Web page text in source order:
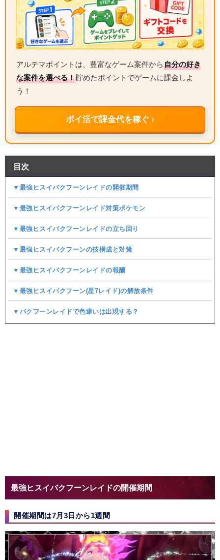
アルテマポイントは、豊富なゲーム案件から自分の好き
な案件を選べる！貯めたポイントでゲームに課金しよ
う！
ポイ活で課金代を稼ぐ ›
目次
▼最強ヒスイバクフーンレイドの開催期間
▼最強ヒスイバクフーンレイド対策ポケモン
▼最強ヒスイバクフーンレイドの立ち回り
▼最強ヒスイバクフーンの技構成と対策
▼最強ヒスイバクフーンレイドの報酬
▼最強ヒスイバクフーン(星7レイド)の解放条件
▼バクフーンレイドで色違いは出現する？
最強ヒスイバクフーンレイドの開催期間
開催期間は7月3日から1週間